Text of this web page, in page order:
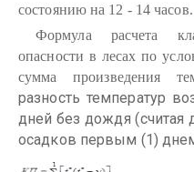
состоянию на 12 - 14 часов.
Формула расчета
опасности в лесах по
сумма произведения
разность температур
дней без дождя
осадков первым (1)